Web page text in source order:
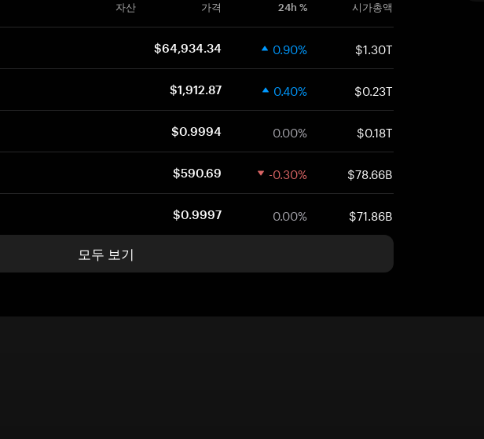
자산 가격 24h % 시가총액
$64,934.34 0.90% $1.30T
$1,912.87 0.40% $0.23T
$0.9994 0.00% $0.18T
$590.69 -0.30% $78.66B
$0.9997 0.00% $71.86B
모두 보기